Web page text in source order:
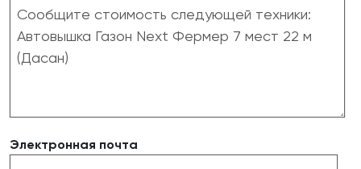
Электронная почта